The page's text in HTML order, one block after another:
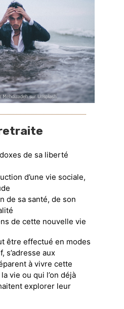
de sa liberté
d’une vie sociale,
de sa santé, de son
de cette nouvelle vie
être effectué en modes
s’adresse aux
à vivre cette
vie ou qui l’on déjà
explorer leur